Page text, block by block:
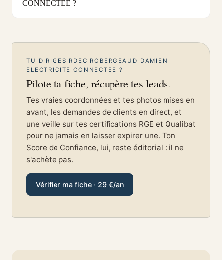
CONNECTEE ?
TU DIRIGES RDEC ROBERGEAUD DAMIEN
ELECTRICITE CONNECTEE ?
Pilote ta fiche, récupère tes leads.
Tes vraies coordonnées et tes photos mises en
avant, les demandes de clients en direct, et
une veille sur tes certifications RGE et Qualibat
pour ne jamais en laisser expirer une. Ton
Score de Confiance, lui, reste éditorial : il ne
s'achète pas.
Vérifier ma fiche · 29 €/an